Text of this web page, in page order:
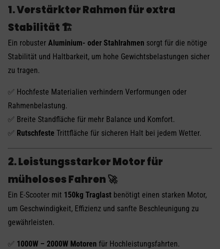
1. Verstärkter Rahmen für extra
Stabilität 🏗️
Ein robuster Aluminium- oder Stahlrahmen sorgt für die nötige
Stabilität und Haltbarkeit, um hohe Gewichtsbelastungen sicher
zu tragen.
✅ Hochfeste Materialien verhindern Verformungen oder
Rahmenbelastung.
✅ Breite Standfläche für mehr Balance und Komfort.
✅ Rutschfeste Trittfläche für sicheren Halt bei jedem Wetter.
2. Leistungsstarker Motor für
müheloses Fahren 🚀
Ein E-Scooter mit 150kg Traglast benötigt einen starken Motor,
um Geschwindigkeit, Effizienz und sanfte Beschleunigung zu
gewährleisten.
✅ 1000W – 2000W Motoren für Hochleistungsfahrten.